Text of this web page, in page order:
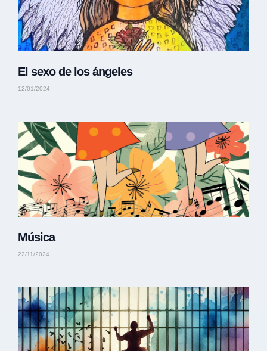
El sexo de los ángeles
12/01/2024
Música
22/11/2024